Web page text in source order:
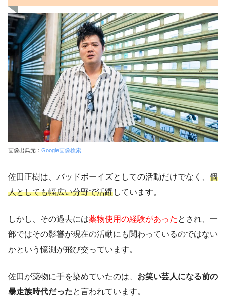
画像出典元： Google画像検索
佐田正樹は、バッドボーイズとしての活動だけでなく、 個
人としても幅広い分野で活躍しています。
しかし、その過去には薬物使用の経験があった とされ、一
部ではその影響が現在の活動にも関わっているのではない
かという憶測が飛び交っています。
佐田が薬物に手を染めていたのは、 お笑い芸人になる前の
暴走族時代だったと言われています。